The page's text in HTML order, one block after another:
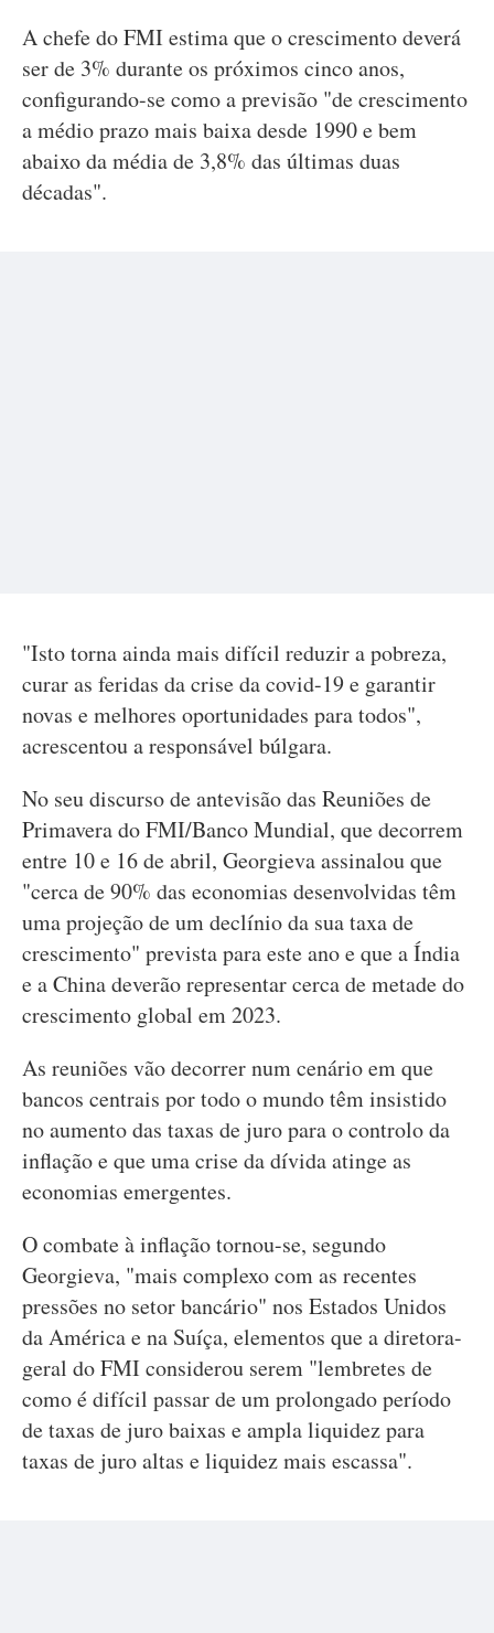
A chefe do FMI estima que o crescimento deverá
ser de 3% durante os próximos cinco anos,
configurando-se como a previsão "de crescimento
a médio prazo mais baixa desde 1990 e bem
abaixo da média de 3,8% das últimas duas
décadas".
"Isto torna ainda mais difícil reduzir a pobreza,
curar as feridas da crise da covid-19 e garantir
novas e melhores oportunidades para todos",
acrescentou a responsável búlgara.
No seu discurso de antevisão das Reuniões de
Primavera do FMI/Banco Mundial, que decorrem
entre 10 e 16 de abril, Georgieva assinalou que
"cerca de 90% das economias desenvolvidas têm
uma projeção de um declínio da sua taxa de
crescimento" prevista para este ano e que a Índia
e a China deverão representar cerca de metade do
crescimento global em 2023.
As reuniões vão decorrer num cenário em que
bancos centrais por todo o mundo têm insistido
no aumento das taxas de juro para o controlo da
inflação e que uma crise da dívida atinge as
economias emergentes.
O combate à inflação tornou-se, segundo
Georgieva, "mais complexo com as recentes
pressões no setor bancário" nos Estados Unidos
da América e na Suíça, elementos que a diretora-
geral do FMI considerou serem "lembretes de
como é difícil passar de um prolongado período
de taxas de juro baixas e ampla liquidez para
taxas de juro altas e liquidez mais escassa".